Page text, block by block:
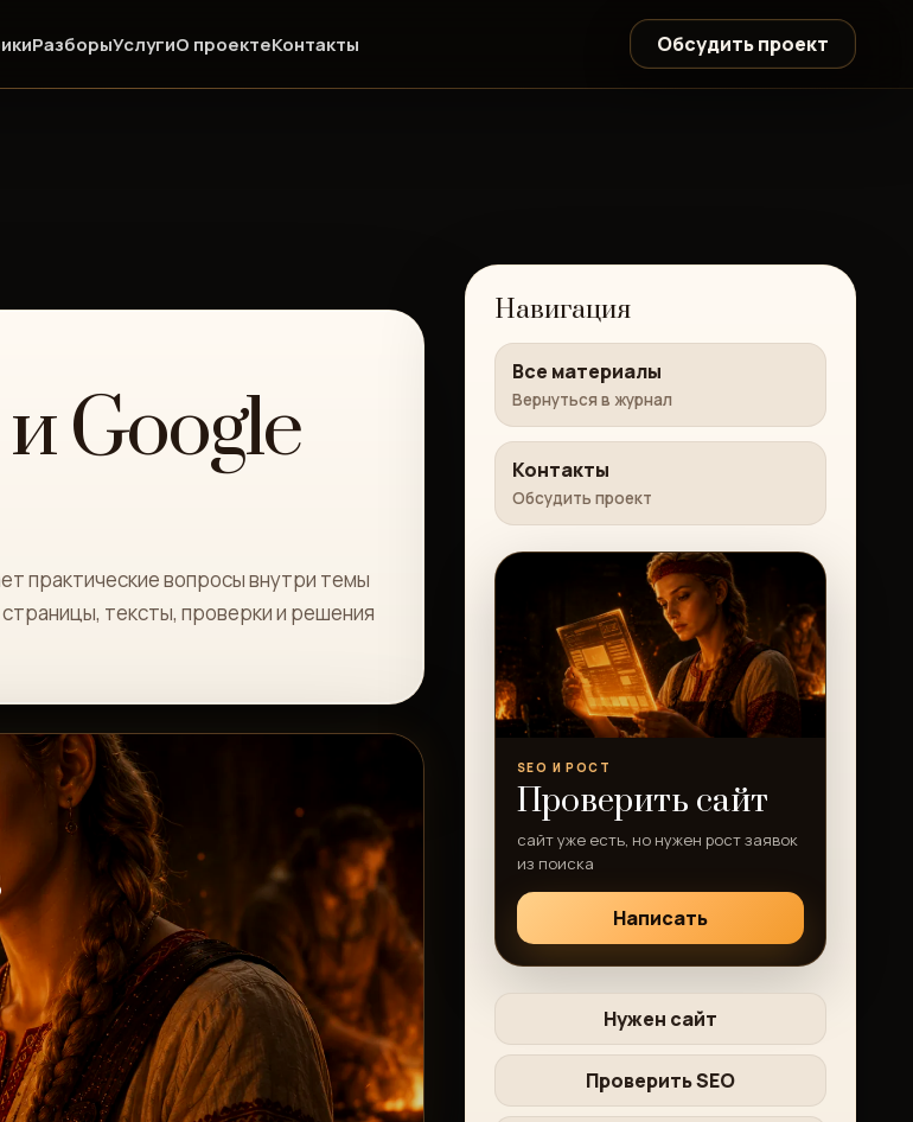
РазборыУслугиО проектеКонтакты Обсудить проект
Google
практические вопросы внутри темы
тексты, проверки и решения
Навигация
Все материалы
Вернуться в журнал
Контакты
Обсудить проект
SEO И РОСТ
Проверить сайт
сайт уже есть, но нужен рост заявок
из поиска
Написать
Нужен сайт
Проверить SEO